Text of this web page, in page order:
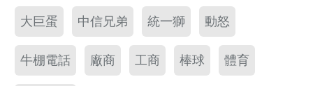
大巨蛋 中信兄弟 統一獅 動怒
牛棚電話 廠商 工商 棒球 體育